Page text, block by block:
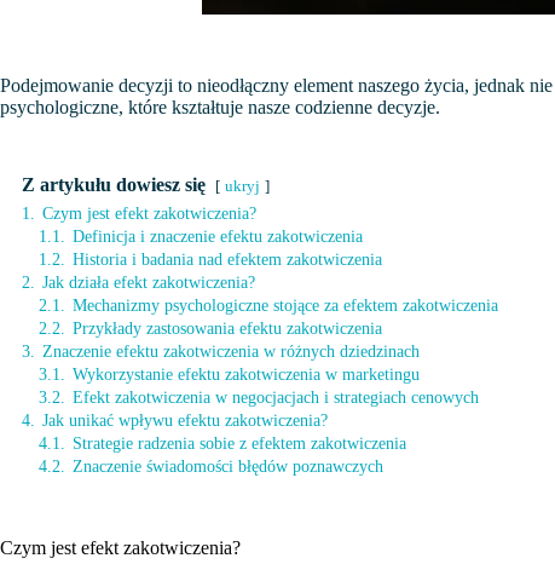
Podejmowanie decyzji to nieodłączny element naszego życia, jednak
psychologiczne, które kształtuje nasze codzienne decyzje.
Z artykułu dowiesz się ukryj
1.
Czym jest efekt zakotwiczenia?
1.1.
Definicja i znaczenie efektu zakotwiczenia
1.2.
Historia i badania nad efektem zakotwiczenia
2.
Jak działa efekt zakotwiczenia?
2.1.
Mechanizmy psychologiczne stojące za efektem zakotwiczenia
2.2.
Przykłady zastosowania efektu zakotwiczenia
3.
Znaczenie efektu zakotwiczenia w różnych dziedzinach
3.1.
Wykorzystanie efektu zakotwiczenia w marketingu
3.2.
Efekt zakotwiczenia w negocjacjach i strategiach cenowych
4.
Jak unikać wpływu efektu zakotwiczenia?
4.1.
Strategie radzenia sobie z efektem zakotwiczenia
4.2.
Znaczenie świadomości błędów poznawczych
Czym jest efekt zakotwiczenia?